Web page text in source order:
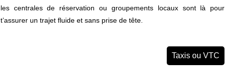
les centrales de réservation ou groupements locaux sont là pour
t’assurer un trajet fluide et sans prise de tête.
Taxis ou VTC